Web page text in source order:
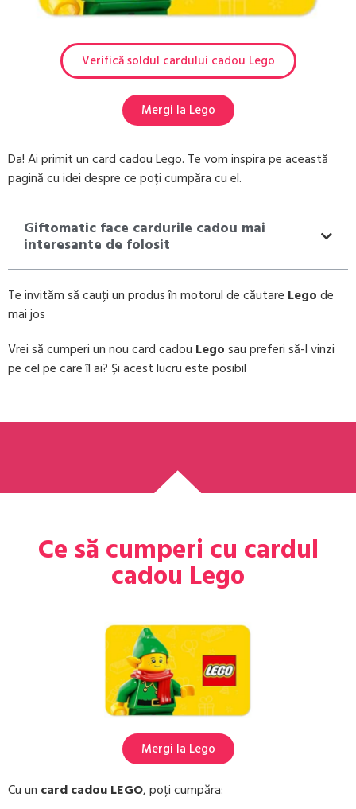
Da! Ai primit un card cadou Lego. Te vom inspira pe această
pagină cu idei despre ce poți cumpăra cu el.
Giftomatic face cardurile cadou mai
interesante de folosit
Te invităm să cauți un produs în motorul de căutare Legode
mai jos
Vrei să cumperi un nou card cadou Legosau preferi să-l vinzi
pe cel pe care îl ai? Și acest lucru este posibil
Verifică soldul cardului cadou Lego
Mergi la Lego
Ce să cumperi cu cardul
cadou Lego
Cu un card cadou LEGO, poți cumpăra:
Mergi la Lego